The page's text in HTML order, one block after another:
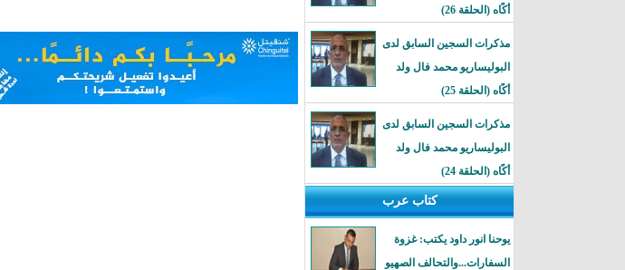
أكًاه (الحلقة 26)
مذكرات السجين السابق لدى
البوليساريو محمد فال ولد
أكًاه (الحلقة 25)
مذكرات السجين السابق لدى
البوليساريو محمد فال ولد
أكًاه (الحلقة 24)
كتاب عرب
يوحنا انور داود يكتب: غزوة
السفارات...والتحالف الصهيو